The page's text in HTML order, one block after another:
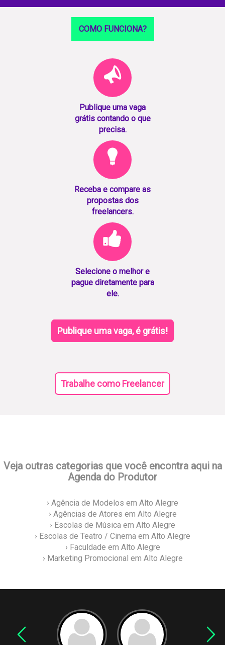
COMO FUNCIONA?
Publique uma vaga
grátis contando o que
precisa.
Receba e compare as
propostas dos
freelancers.
Selecione o melhor e
pague diretamente para
ele.
Publique uma vaga, é grátis!
Trabalhe como Freelancer
Veja outras categorias que você encontra aqui na
Agenda do Produtor
› Agência de Modelos em Alto Alegre
› Agências de Atores em Alto Alegre
› Escolas de Música em Alto Alegre
› Escolas de Teatro / Cinema em Alto Alegre
› Faculdade em Alto Alegre
› Marketing Promocional em Alto Alegre